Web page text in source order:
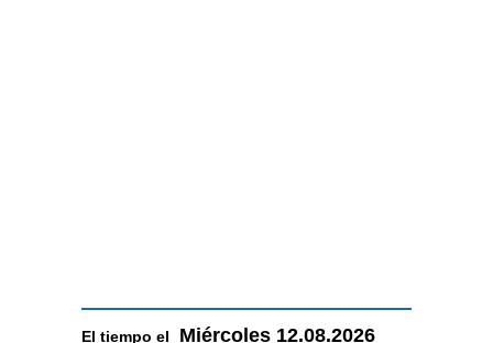
El tiempo el Miércoles 12.08.2026